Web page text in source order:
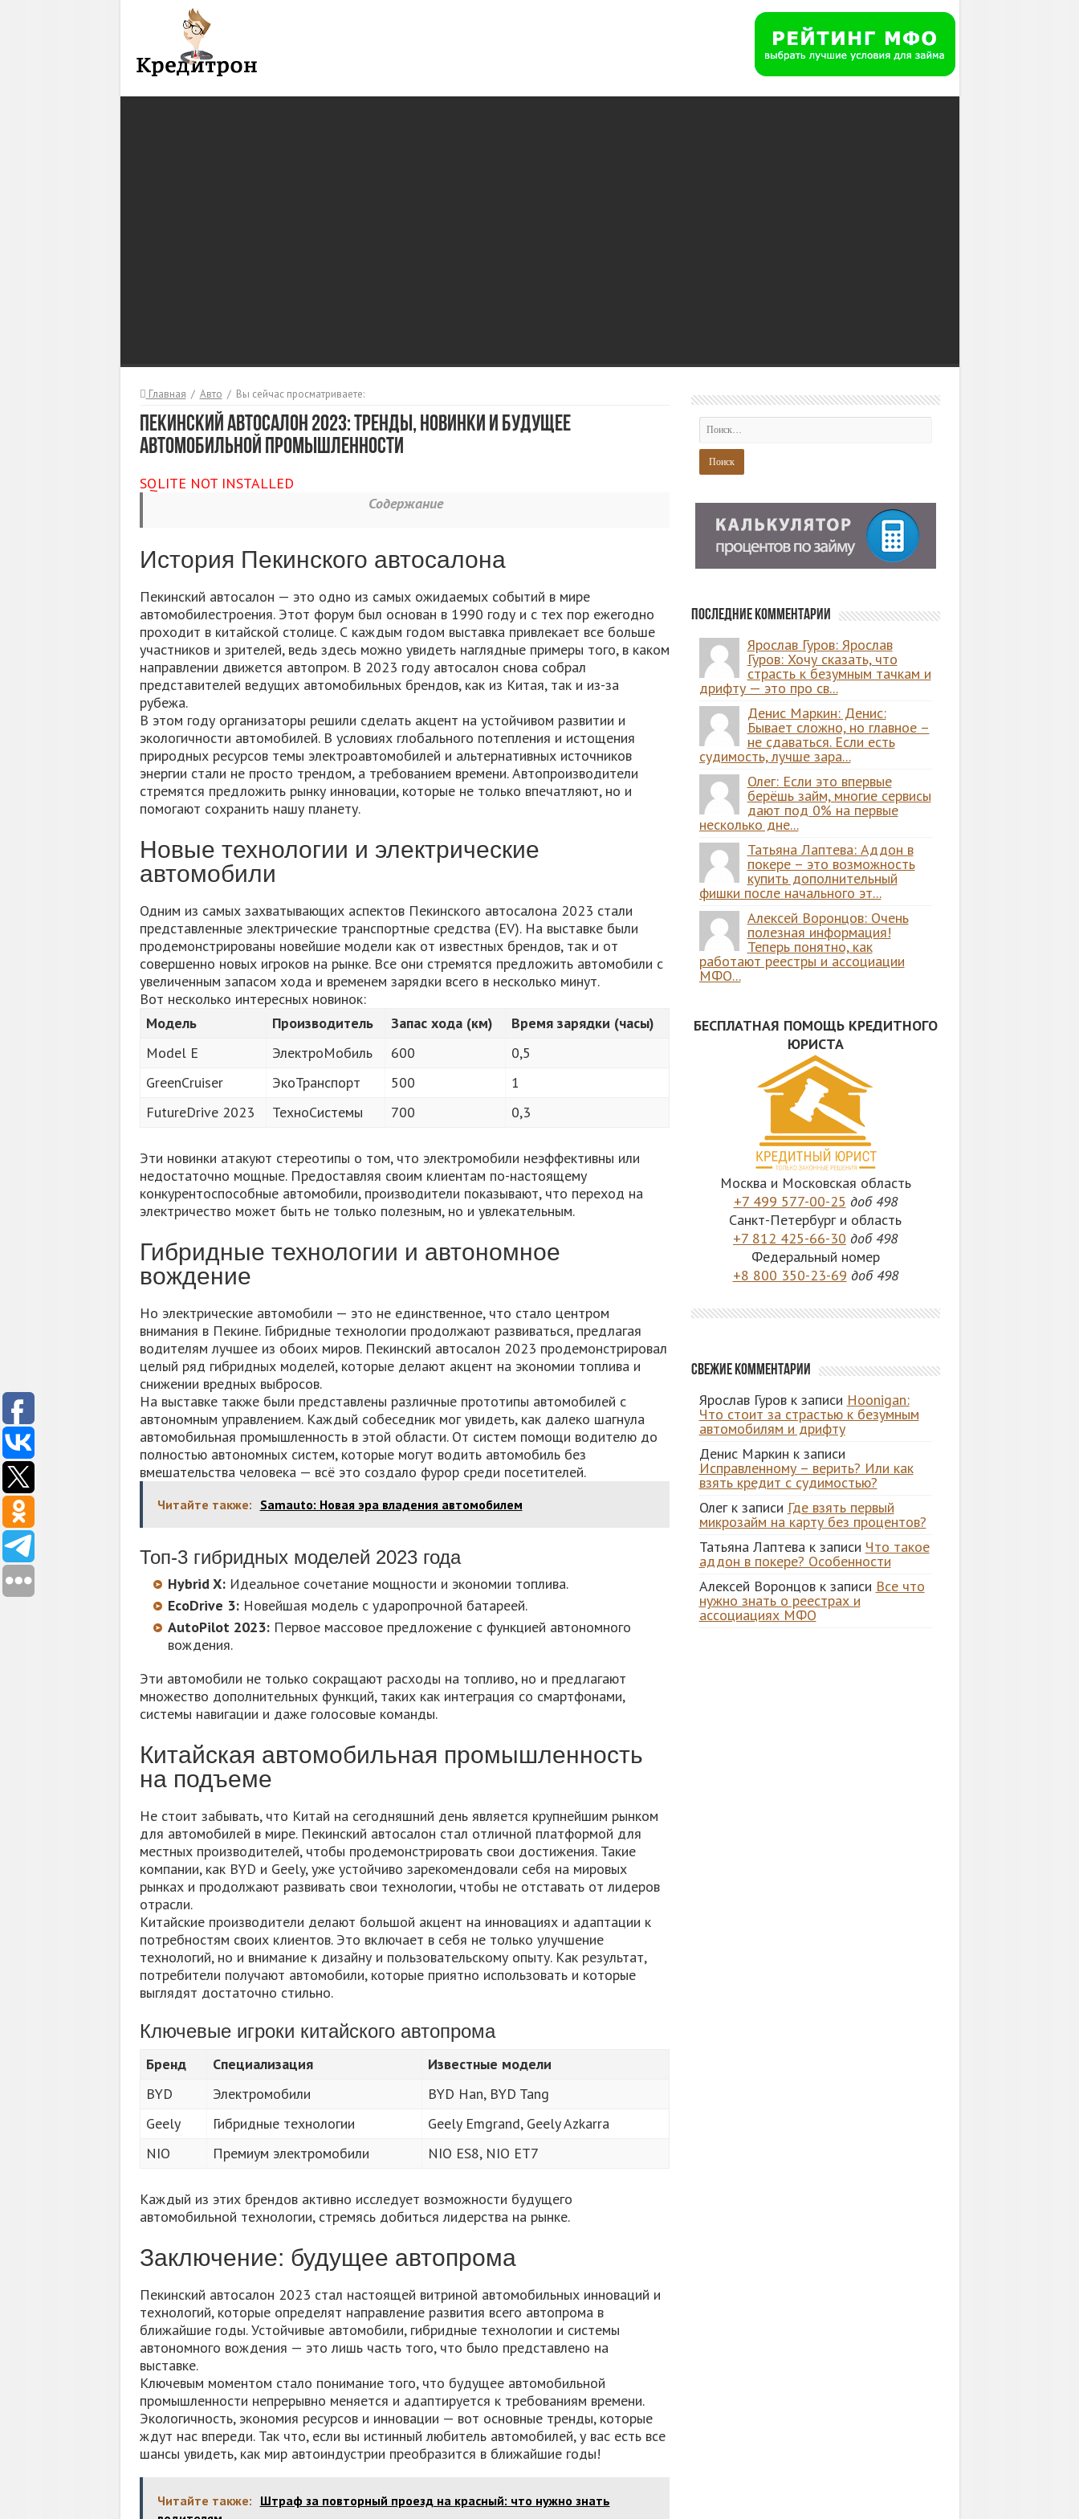
Главная / Авто / Вы сейчас просматриваете:
Пекинский автосалон 2023: Тренды, новинки и будущее
автомобильной промышленности
SQLITE NOT INSTALLED
Содержание
История Пекинского автосалона
Пекинский автосалон — это одно из самых ожидаемых событий в мире
автомобилестроения. Этот форум был основан в 1990 году и с тех пор ежегодно
проходит в китайской столице. С каждым годом выставка привлекает все больше
участников и зрителей, ведь здесь можно увидеть наглядные примеры того, в каком
направлении движется автопром. В 2023 году автосалон снова собрал
представителей ведущих автомобильных брендов, как из Китая, так и из-за
рубежа.
В этом году организаторы решили сделать акцент на устойчивом развитии и
экологичности автомобилей. В условиях глобального потепления и истощения
природных ресурсов темы электроавтомобилей и альтернативных источников
энергии стали не просто трендом, а требованием времени. Автопроизводители
стремятся предложить рынку инновации, которые не только впечатляют, но и
помогают сохранить нашу планету.
Новые технологии и электрические
автомобили
Одним из самых захватывающих аспектов Пекинского автосалона 2023 стали
представленные электрические транспортные средства (EV). На выставке были
продемонстрированы новейшие модели как от известных брендов, так и от
совершенно новых игроков на рынке. Все они стремятся предложить автомобили с
увеличенным запасом хода и временем зарядки всего в несколько минут.
Вот несколько интересных новинок:
Модель
Производитель Запас хода (км)
Время зарядки (часы)
Model E
ЭлектроМобиль 600
0,5
GreenCruiser
ЭкоТранспорт 500
1
FutureDrive 2023
ТехноСистемы 700 0,3
Эти новинки атакуют стереотипы о том, что электромобили неэффективны или
недостаточно мощные. Предоставляя своим клиентам по-настоящему
конкурентоспособные автомобили, производители показывают, что переход на
электричество может быть не только полезным, но и увлекательным.
Гибридные технологии и автономное
вождение
Но электрические автомобили — это не единственное, что стало центром
внимания в Пекине. Гибридные технологии продолжают развиваться, предлагая
водителям лучшее из обоих миров. Пекинский автосалон 2023 продемонстрировал
целый ряд гибридных моделей, которые делают акцент на экономии топлива и
снижении вредных выбросов.
На выставке также были представлены различные прототипы автомобилей с
автономным управлением. Каждый собеседник мог увидеть, как далеко шагнула
автомобильная промышленность в этой области. От систем помощи водителю до
полностью автономных систем, которые могут водить автомобиль без
вмешательства человека — всё это создало фурор среди посетителей.
Читайте также: Samauto: Новая эра владения автомобилем
Топ-3 гибридных моделей 2023 года
Hybrid X:Идеальное сочетание мощности и экономии топлива.
EcoDrive 3:Новейшая модель с ударопрочной батареей.
AutoPilot 2023:Первое массовое предложение с функцией автономного
вождения.
Эти автомобили не только сокращают расходы на топливо, но и предлагают
множество дополнительных функций, таких как интеграция со смартфонами,
системы навигации и даже голосовые команды.
Китайская автомобильная промышленность
на подъеме
Не стоит забывать, что Китай на сегодняшний день является крупнейшим рынком
для автомобилей в мире. Пекинский автосалон стал отличной платформой для
местных производителей, чтобы продемонстрировать свои достижения. Такие
компании, как BYD и Geely, уже устойчиво зарекомендовали себя на мировых
рынках и продолжают развивать свои технологии, чтобы не отставать от лидеров
отрасли.
Китайские производители делают большой акцент на инновациях и адаптации к
потребностям своих клиентов. Это включает в себя не только улучшение
технологий, но и внимание к дизайну и пользовательскому опыту. Как результат,
потребители получают автомобили, которые приятно использовать и которые
выглядят достаточно стильно.
Ключевые игроки китайского автопрома
Бренд Специализация
Известные модели
BYD
Электромобили
BYD Han, BYD Tang
Geely
Гибридные технологии
Geely Emgrand, Geely Azkarra
NIO
Премиум электромобили NIO ES8, NIO ET7
Каждый из этих брендов активно исследует возможности будущего
автомобильной технологии, стремясь добиться лидерства на рынке.
Заключение: будущее автопрома
Пекинский автосалон 2023 стал настоящей витриной автомобильных инноваций и
технологий, которые определят направление развития всего автопрома в
ближайшие годы. Устойчивые автомобили, гибридные технологии и системы
автономного вождения — это лишь часть того, что было представлено на
выставке.
Ключевым моментом стало понимание того, что будущее автомобильной
промышленности непрерывно меняется и адаптируется к требованиям времени.
Экологичность, экономия ресурсов и инновации — вот основные тренды, которые
ждут нас впереди. Так что, если вы истинный любитель автомобилей, у вас есть все
шансы увидеть, как мир автоиндустрии преобразится в ближайшие годы!
Читайте также: Штраф за повторный проезд на красный: что нужно знать
Последние комментарии
Ярослав Гуров: Ярослав
Гуров: Хочу сказать, что
страсть к безумным тачкам и
дрифту — это про св...
Денис Маркин: Денис:
Бывает сложно, но главное –
не сдаваться. Если есть
судимость, лучше зара...
Олег: Если это впервые
берёшь займ, многие сервисы
дают под 0% на первые
несколько дне...
Татьяна Лаптева: Аддон в
покере – это возможность
купить дополнительный
фишки после начального эт...
Алексей Воронцов: Очень
полезная информация!
Теперь понятно, как
работают реестры и ассоциации
МФО...
БЕСПЛАТНАЯ ПОМОЩЬ КРЕДИТНОГО
ЮРИСТА
Москва и Московская область
+7 499 577-00-25 доб 498
Санкт-Петербург и область
+7 812 425-66-30 доб 498
Федеральный номер
+8 800 350-23-69 доб 498
Свежие комментарии
Ярослав Гуровк записи Hoonigan:
Что стоит за страстью к безумным
автомобилям и дрифту
Денис Маркин к записи
Исправленному – верить? Или как
взять кредит с судимостью?
Олегк записи Где взять первый
микрозайм на карту без процентов?
Татьяна Лаптевак записи Что такое
аддон в покере? Особенности
Алексей Воронцовк записи Все что
нужно знать о реестрах и
ассоциациях МФО